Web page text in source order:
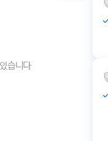
습니다